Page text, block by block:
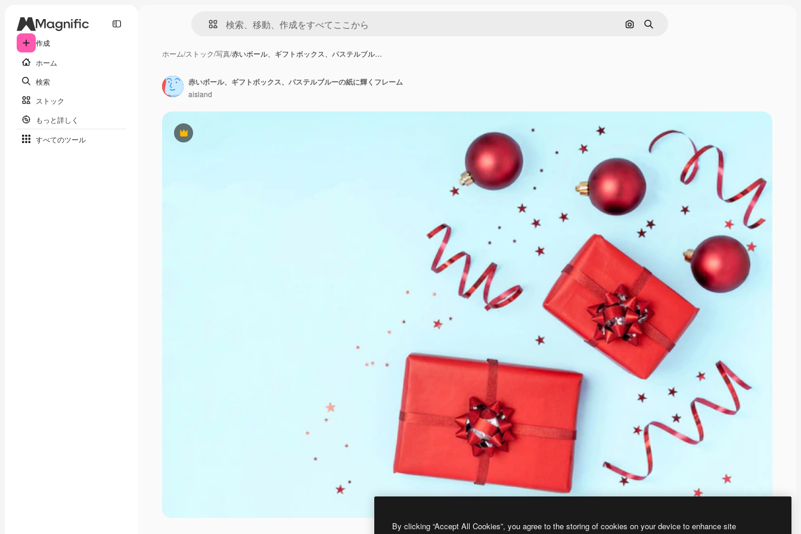
作成
ホーム
検索
ストック
もっと詳しく
すべてのツール
画像で検索
検索
ホーム/ストック/写真/赤いボール、ギフトボックス、パステルブル…
Premium
赤いボール、ギフトボックス、パステルブルーの紙に輝くフレーム
aisland
By clicking “Accept All Cookies”, you agree to the storing of cookies on your device to enhance site